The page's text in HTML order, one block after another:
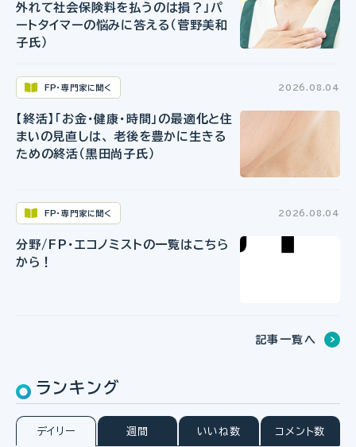
外れて社会保険料を払うのは損？」パ
ートタイマーの悩みに答える（菅野美和
子氏）
FP・専門家に聞く 2026.08.04
【終活】「お金・健康・時間」の最適化と住
まいの見直しは、 老後を豊かに生きる
ための終活（黒田尚子氏）
FP・専門家に聞く 2026.08.04
分野/FP・エコノミストの一覧はこちら
から！
記事一覧へ
ランキング
デイリー 週間 いいね数 コメント数